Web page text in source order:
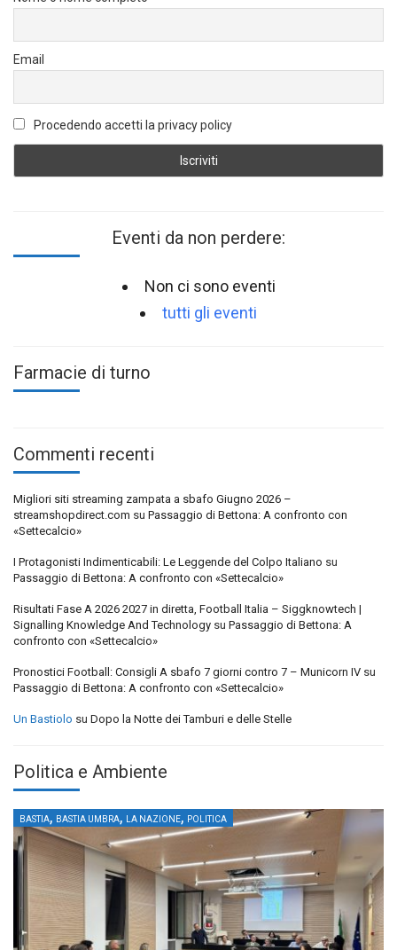
Email
Procedendo accetti la privacy policy
Eventi da non perdere:
Non ci sono eventi
tutti gli eventi
Farmacie di turno
Commenti recenti
Migliori siti streaming zampata a sbafo Giugno 2026 –
streamshopdirect.com su Passaggio di Bettona: A confronto con
«Settecalcio»
I Protagonisti Indimenticabili: Le Leggende del Colpo Italiano su
Passaggio di Bettona: A confronto con «Settecalcio»
Risultati Fase A 2026 2027 in diretta, Football Italia – Siggknowtech |
Signalling Knowledge And Technology su Passaggio di Bettona: A
confronto con «Settecalcio»
Pronostici Football: Consigli A sbafo 7 giorni contro 7 – Municorn IV su
Passaggio di Bettona: A confronto con «Settecalcio»
Un Bastiolo su Dopo la Notte dei Tamburi e delle Stelle
Politica e Ambiente
BASTIA, BASTIA UMBRA, LA NAZIONE, POLITICA